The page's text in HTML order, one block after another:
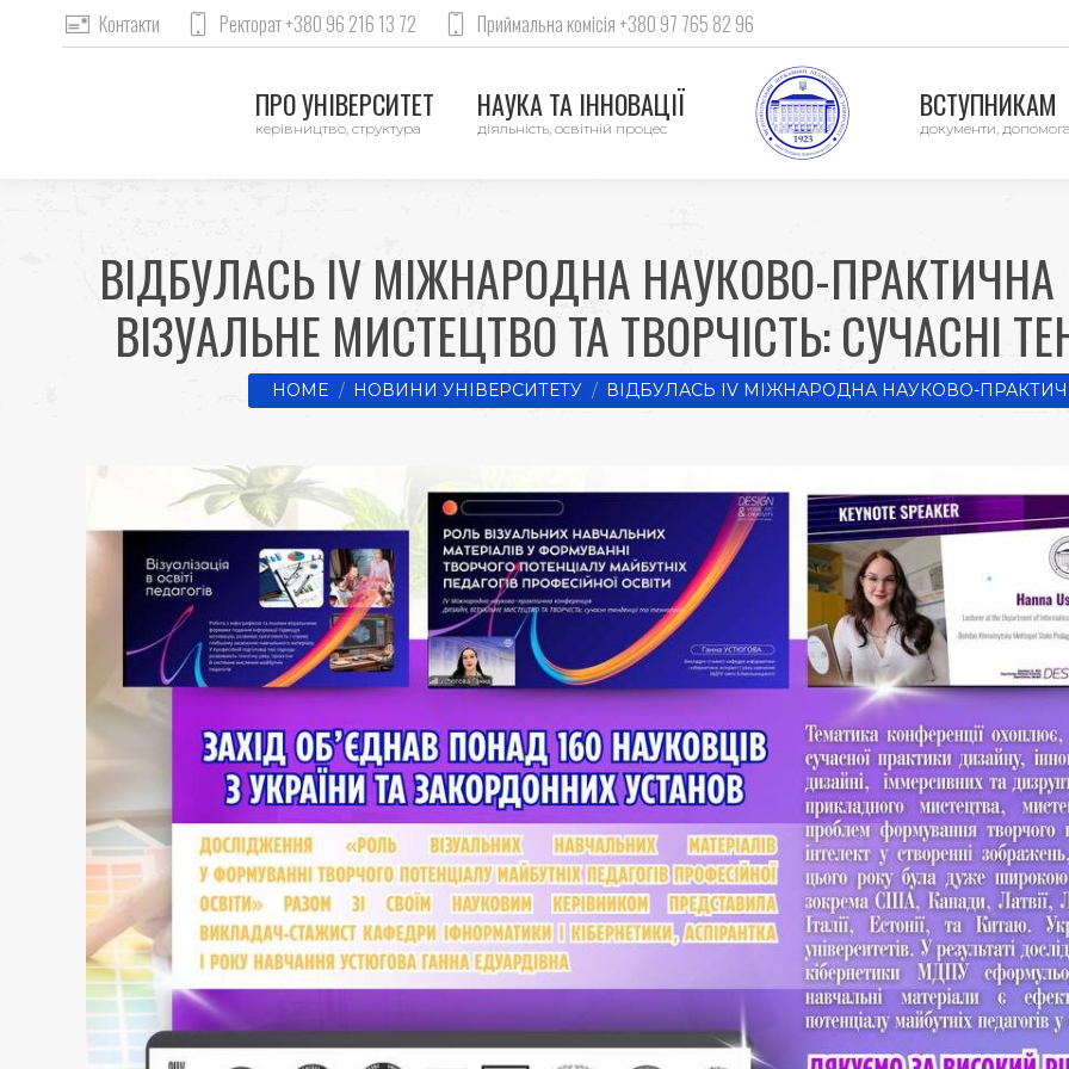
Контакти Ректорат +380 96 216 13 72 Приймальна комісія +380 97 765 82 96
ПРО УНІВЕРСИТЕТ
керівництво, структура
НАУКА ТА ІННОВАЦІЇ
діяльність, освітній процес
ВСТУПНИКАМ
документи,
ВІДБУЛАСЬ ІV МІЖНАРОДНА НАУКОВО-
ВІЗУАЛЬНЕ МИСТЕЦТВО ТА ТВОРЧІСТЬ: СУЧАСНІ
You are here:
HOME НОВИНИ УНІВЕРСИТЕТУ ВІДБУЛАСЬ ІV МІЖНАРОДНА НАУКОВО-